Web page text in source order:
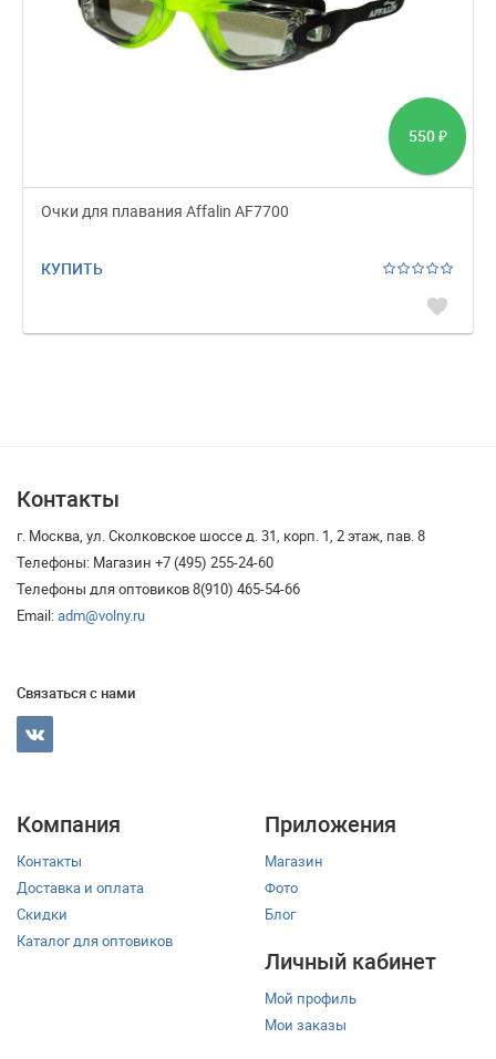
550 ₽
Очки для плавания Affalin AF7700
КУПИТЬ
favorite
Контакты
г. Москва, ул. Сколковское шоссе д. 31, корп. 1, 2 этаж, пав. 8
Телефоны: Магазин +7 (495) 255-24-60
Телефоны для оптовиков 8(910) 465-54-66
Email:adm@volny.ru
Связаться с нами
Компания
Контакты
Доставка и оплата
Скидки
Каталог для оптовиков
Приложения
Магазин
Фото
Блог
Личный кабинет
Мой профиль
Мои заказы